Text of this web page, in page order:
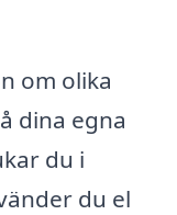
om olika
dina egna
du i
du el